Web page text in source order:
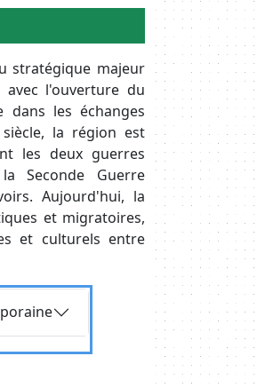
stratégique majeur
avec l'ouverture du
les échanges
la région est
les deux guerres
Seconde Guerre
Aujourd'hui, la
et migratoires,
et culturels entre